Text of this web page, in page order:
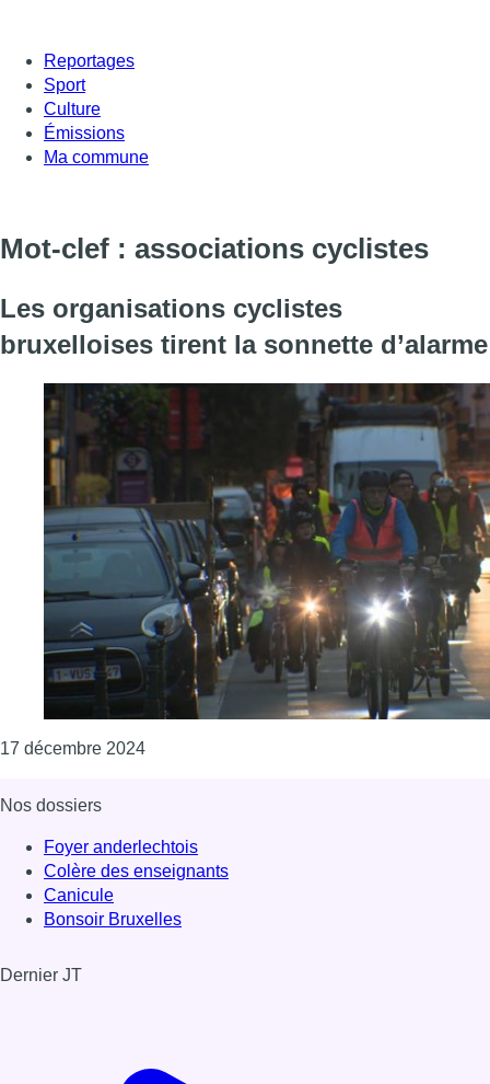
Reportages
Sport
Culture
Émissions
Ma commune
Mot-clef : associations cyclistes
Les organisations cyclistes
bruxelloises tirent la sonnette d’alarme
17 décembre 2024Consulter l'article "Les organisations
Nos dossiers
Foyer anderlechtois
Colère des enseignants
Canicule
Bonsoir Bruxelles
Dernier JT